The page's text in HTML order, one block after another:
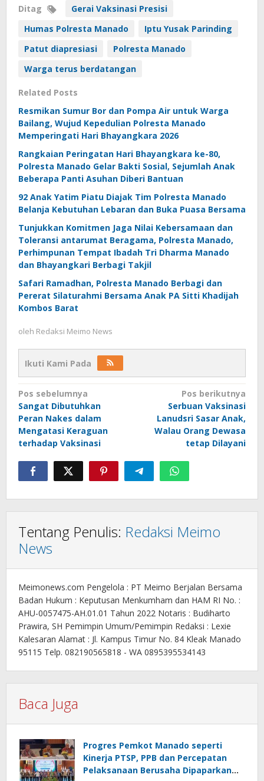
Ditag
Gerai Vaksinasi Presisi
Humas Polresta Manado
Iptu Yusak Parinding
Patut diapresiasi
Polresta Manado
Warga terus berdatangan
Related Posts
Resmikan Sumur Bor dan Pompa Air untuk Warga
Bailang, Wujud Kepedulian Polresta Manado
Memperingati Hari Bhayangkara 2026
Rangkaian Peringatan Hari Bhayangkara ke-80,
Polresta Manado Gelar Bakti Sosial, Sejumlah Anak
Beberapa Panti Asuhan Diberi Bantuan
92 Anak Yatim Piatu Diajak Tim Polresta Manado
Belanja Kebutuhan Lebaran dan Buka Puasa Bersama
Tunjukkan Komitmen Jaga Nilai Kebersamaan dan
Toleransi antarumat Beragama, Polresta Manado,
Perhimpunan Tempat Ibadah Tri Dharma Manado
dan Bhayangkari Berbagi Takjil
Safari Ramadhan, Polresta Manado Berbagi dan
Pererat Silaturahmi Bersama Anak PA Sitti Khadijah
Kombos Barat
oleh Redaksi Meimo News
Ikuti Kami Pada
Navigasi
pos
Pos sebelumnya
Sangat Dibutuhkan
Peran Nakes dalam
Mengatasi Keraguan
terhadap Vaksinasi
Pos berikutnya
Serbuan Vaksinasi
Lanudsri Sasar Anak,
Walau Orang Dewasa
tetap Dilayani
Tentang Penulis: Redaksi Meimo
News
Meimonews.com Pengelola : PT Meimo Berjalan Bersama
Badan Hukum : Keputusan Menkumham dan HAM RI No. :
AHU-0057475-AH.01.01 Tahun 2022 Notaris : Budiharto
Prawira, SH Pemimpin Umum/Pemimpin Redaksi : Lexie
Kalesaran Alamat : Jl. Kampus Timur No. 84 Kleak Manado
95115 Telp. 082190565818 - WA 0895395534143
Baca Juga
Progres Pemkot Manado seperti
Kinerja PTSP, PPB dan Percepatan
Pelaksanaan Berusaha Dipaparkan